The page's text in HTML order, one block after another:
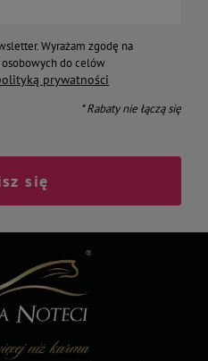
Wyrażam zgodę na
do celów
prywatności
* Rabaty nie łączą się
się